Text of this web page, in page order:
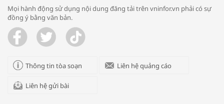
Trao yêu thương cho em
Mọi hành động sử dụng nội dung đăng tải trên vninfor.vn phải có sự
đồng ý bằng văn bản.
Thông tin tòa soạn Liên hệ quảng cáo
Liên hệ gửi bài